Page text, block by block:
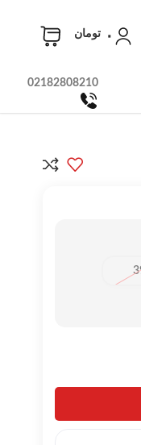
۰ تومان
02182808210